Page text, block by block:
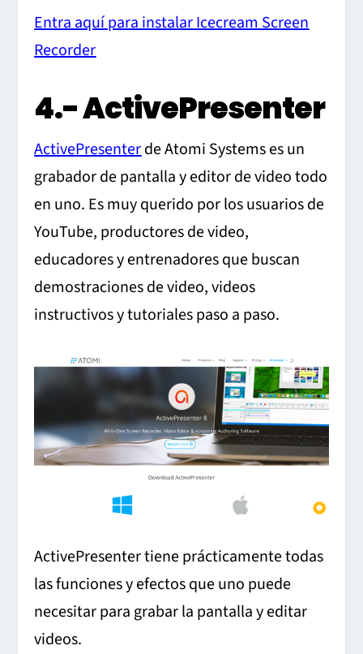
Entra aquí para instalar Icecream Screen
Recorder
4.- ActivePresenter
ActivePresenterde Atomi Systems es un
grabador de pantalla y editor de video todo
en uno. Es muy querido por los usuarios de
YouTube, productores de video,
educadores y entrenadores que buscan
demostraciones de video, videos
instructivos y tutoriales paso a paso.
ActivePresenter tiene prácticamente todas
las funciones y efectos que uno puede
necesitar para grabar la pantalla y editar
videos.